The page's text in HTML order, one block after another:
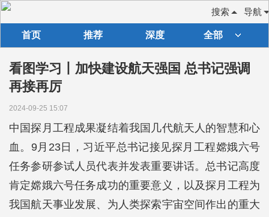
导航
搜索
首页 推荐 深度 全部
看图学习丨加快建设航天强国 总书记强调
再接再厉
2024-09-25 15:07
中国探月工程成果凝结着我国几代航天人的智慧和心
血。9月23日，习近平总书记接见探月工程嫦娥六号
任务参研参试人员代表并发表重要讲话。总书记高度
肯定嫦娥六号任务成功的重要意义，以及探月工程为
我国航天事业发展、为人类探索宇宙空间作出的重大